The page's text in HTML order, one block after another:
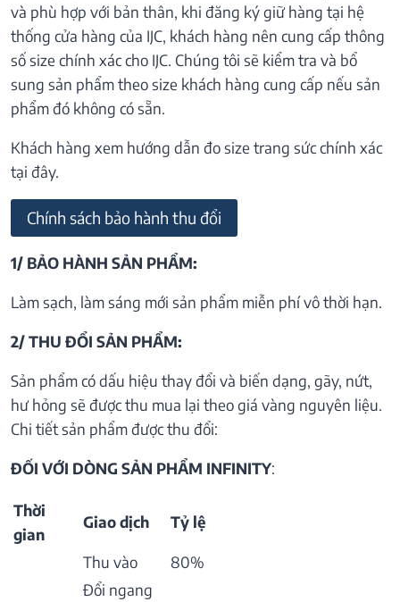
và phù hợp với bản thân, khi đăng ký giữ hàng tại hệ
thống cửa hàng của IJC, khách hàng nên cung cấp thông
số size chính xác cho IJC. Chúng tôi sẽ kiểm tra và bổ
sung sản phẩm theo size khách hàng cung cấp nếu sản
phẩm đó không có sẵn.
Khách hàng xem hướng dẫn đo size trang sức chính xác
tại đây.
Chính sách bảo hành thu đổi
1/ BẢO HÀNH SẢN PHẨM:
Làm sạch, làm sáng mới sản phẩm miễn phí vô thời hạn.
2/ THU ĐỔI SẢN PHẨM:
Sản phẩm có dấu hiệu thay đổi và biến dạng, gãy, nứt,
hư hỏng sẽ được thu mua lại theo giá vàng nguyên liệu.
Chi tiết sản phẩm được thu đổi:
ĐỐI VỚI DÒNG SẢN PHẨM INFINITY:
Thời
gian
Giao dịch Tỷ lệ
Thu vào
80%
Đổi ngang